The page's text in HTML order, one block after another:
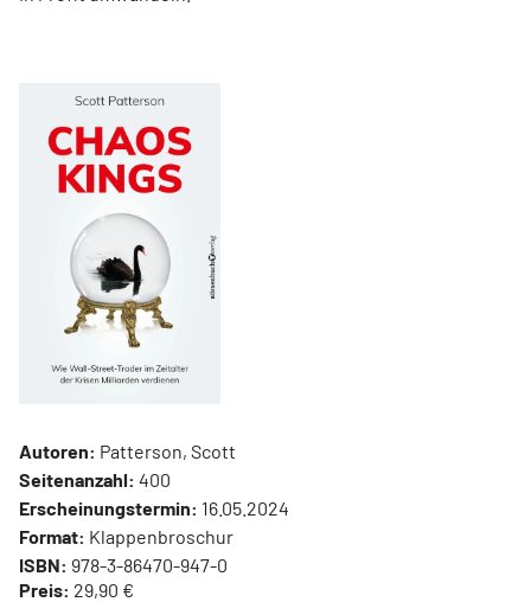
Autoren: Patterson, Scott
Seitenanzahl: 400
Erscheinungstermin: 16.05.2024
Format: Klappenbroschur
ISBN: 978-3-86470-947-0
Preis: 29,90 €